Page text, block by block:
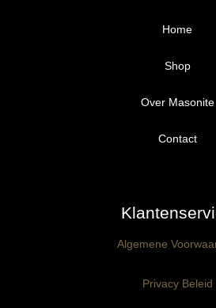
Home
Shop
Alle producten
Proefpakket
3mm dik
6mm dik
Kant-en-Klaar
3mm dik
6mm dik
Ophangklaar
Maatwerk
Over Masonite
Contact
Algemene
Privacy Beleid